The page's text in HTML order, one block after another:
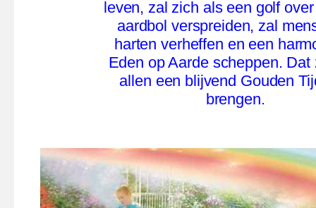
leven, zal zich als een golf
aardbol verspreiden, zal
harten verheffen en een
Eden op Aarde scheppen. Dat
allen een blijvend Gouden
brengen.